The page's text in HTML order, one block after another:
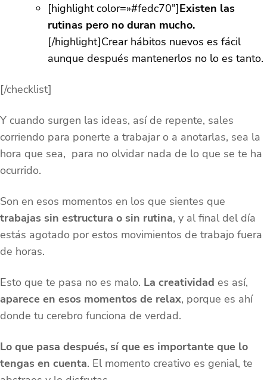
[highlight color=»#fedc70″]Existen las
rutinas pero no duran mucho.
[/highlight]Crear hábitos nuevos es fácil
aunque después mantenerlos no lo es tanto.
[/checklist]
Y cuando surgen las ideas, así de repente, sales
corriendo para ponerte a trabajar o a anotarlas, sea la
hora que sea, para no olvidar nada de lo que se te ha
ocurrido.
Son en esos momentos en los que sientes que
trabajas sin estructura o sin rutina, y al final del día
estás agotado por estos movimientos de trabajo fuera
de horas.
Esto que te pasa no es malo. La creatividad es así,
aparece en esos momentos de relax, porque es ahí
donde tu cerebro funciona de verdad.
Lo que pasa después, sí que es importante que lo
tengas en cuenta. El momento creativo es genial, te